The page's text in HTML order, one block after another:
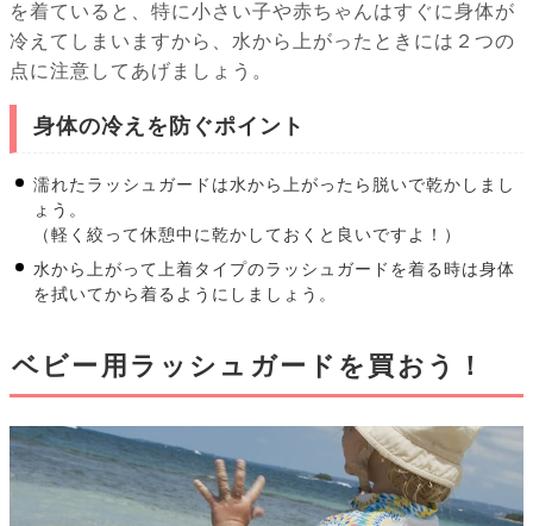
を着ていると、特に小さい子や赤ちゃんはすぐに身体が
冷えてしまいますから、水から上がったときには２つの
点に注意してあげましょう。
身体の冷えを防ぐポイント
濡れたラッシュガードは水から上がったら脱いで乾かしまし
ょう。
（軽く絞って休憩中に乾かしておくと良いですよ！）
水から上がって上着タイプのラッシュガードを着る時は身体
を拭いてから着るようにしましょう。
ベビー用ラッシュガードを買おう！